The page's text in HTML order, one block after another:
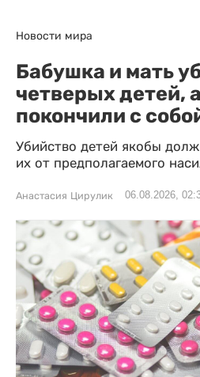
Новости мира
Бабушка и мать
четверых детей,
покончили с
Убийство детей якобы
их от предполагаемого
Анастасия Цирулик 06.08.2026,